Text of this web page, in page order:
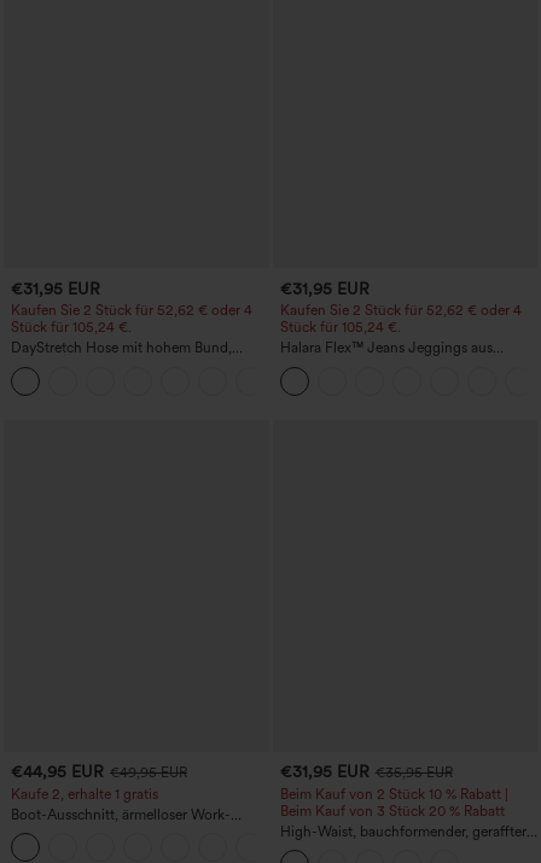
€31,95 EUR
Kaufen Sie 2 Stück für 52,62 € oder 4
Stück für 105,24 €.
DayStretch Hose mit hohem Bund,
Barrel-Leg und Taschen
€31,95 EUR
Kaufen Sie 2 Stück für 52,62 € oder 4
Stück für 105,24 €.
Halara Flex™ Jeans Jeggings aus
elastischem Strick-Denim mit hohem
Bund und Gesäßtaschen
€44,95 EUR €49,95 EUR
Kaufe 2, erhalte 1 gratis
Boot-Ausschnitt, ärmelloser Work-
Jumpsuit mit seitlicher Bindung,
kühlender Cool-Touch-Effekt, gestreift
€31,95 EUR €35,95 EUR
Beim Kauf von 2 Stück 10 % Rabatt |
Beim Kauf von 3 Stück 20 % Rabatt
High-Waist, bauchformender, geraffter
Midirock mit geschwungenem Saum, 2-